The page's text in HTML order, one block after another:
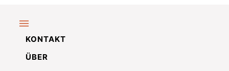
KONTAKT
ÜBER